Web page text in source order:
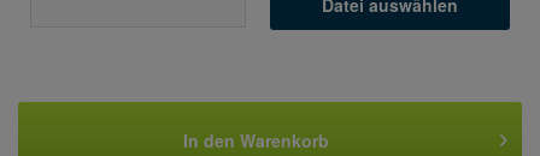
In den Warenkorb